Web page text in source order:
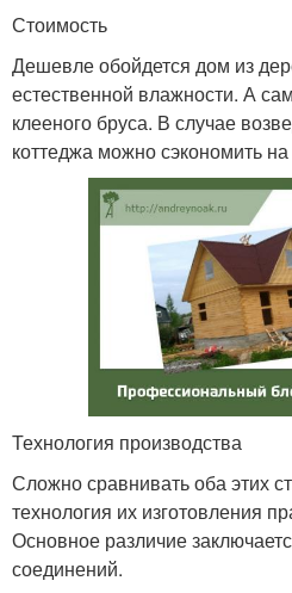
Стоимость
Дешевле обойдется дом из
естественной влажности. А
клееного бруса. В случае
коттеджа можно сэкономить
Технология производства
Сложно сравнивать оба этих
технология их изготовления
Основное различие
соединений.